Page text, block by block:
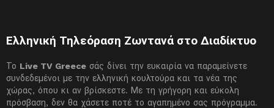
Ελληνική Τηλεόραση Ζωντανά στο Διαδίκτυο
Το Live TV Greece σάς δίνει την ευκαιρία να παραμείνετε
συνδεδεμένοι με την ελληνική κουλτούρα και τα νέα της
χώρας, όπου κι αν βρίσκεστε. Με τη γρήγορη και εύκολη
πρόσβαση, δεν θα χάσετε ποτέ το αγαπημένο σας πρόγραμμα.